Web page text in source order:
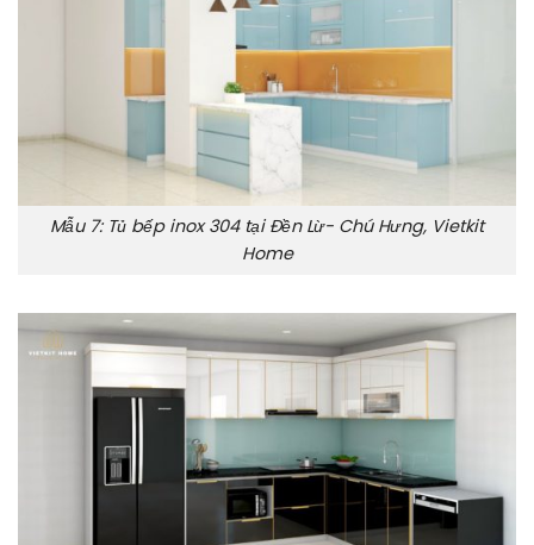
Mẫu 7: Tủ bếp inox 304 tại Đền Lừ- Chú Hưng, Vietkit
Home